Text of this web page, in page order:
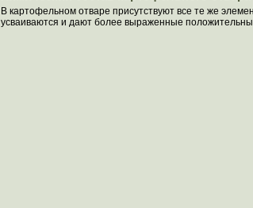
В картофельном отваре присутствуют все те же
усваиваются и дают более выраженные